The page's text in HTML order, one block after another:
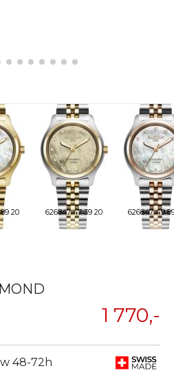
20 626847 47 39 20 626847 49
1 770,-
w 48-72h